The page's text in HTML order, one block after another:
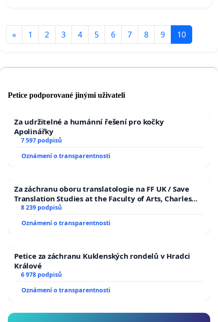
« 1 2 3 4 5 6 7 8 9 10
Petice podporované jinými uživateli
Za udržitelné a humánní řešení pro kočky
Apolinářky
7 597 podpisů
Oznámení o transparentnosti
Za záchranu oboru translatologie na FF UK / Save
Translation Studies at the Faculty of Arts, Charles
University
8 239 podpisů
Oznámení o transparentnosti
Petice za záchranu Kuklenských rondelů v Hradci
Králové
6 978 podpisů
Oznámení o transparentnosti